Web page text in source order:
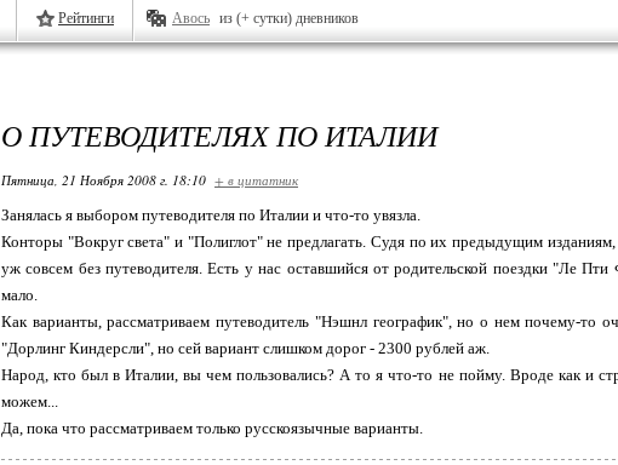
Рейтинги Авось из (+ сутки) дневников
О ПУТЕВОДИТЕЛЯХ ПО ИТАЛИИ
Пятница, 21 Ноября 2008 г. 18:10 + в цитатник
Занялась я выбором путеводителя по Италии и что-то увязла.
Конторы "Вокруг света" и "Полиглот" не предлагать. Судя по их предыдущим
уж совсем без путеводителя. Есть у нас оставшийся от родительской поездки "Ле
мало.
Как варианты, рассматриваем путеводитель "Нэшнл географик", но о нем почему-то
"Дорлинг Киндерсли", но сей вариант слишком дорог - 2300 рублей аж.
Народ, кто был в Италии, вы чем пользовались? А то я что-то не пойму. Вроде как и
можем...
Да, пока что рассматриваем только русскоязычные варианты.